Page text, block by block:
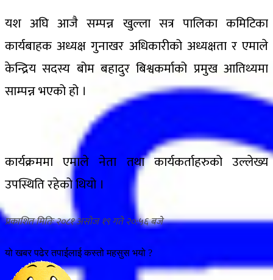
यश अघि आजै सम्पन्न खुल्ला सत्र पालिका कमिटिका
कार्यबाहक अध्यक्ष गुनाखर अधिकारीको अध्यक्षता र एमाले
केन्द्रिय सदस्य बोम बहादुर बिश्वकर्माको प्रमुख आतिथ्यमा
साम्पन्न भएको हो ।
कार्यक्रममा एमाले नेता तथा कार्यकर्ताहरुको उल्लेख्य
उपस्थिति रहेको थियो ।
२०८१ असोज १९ गते २०:५६
यो खबर पढेर तपाईलाई कस्तो महसुस भयो ?